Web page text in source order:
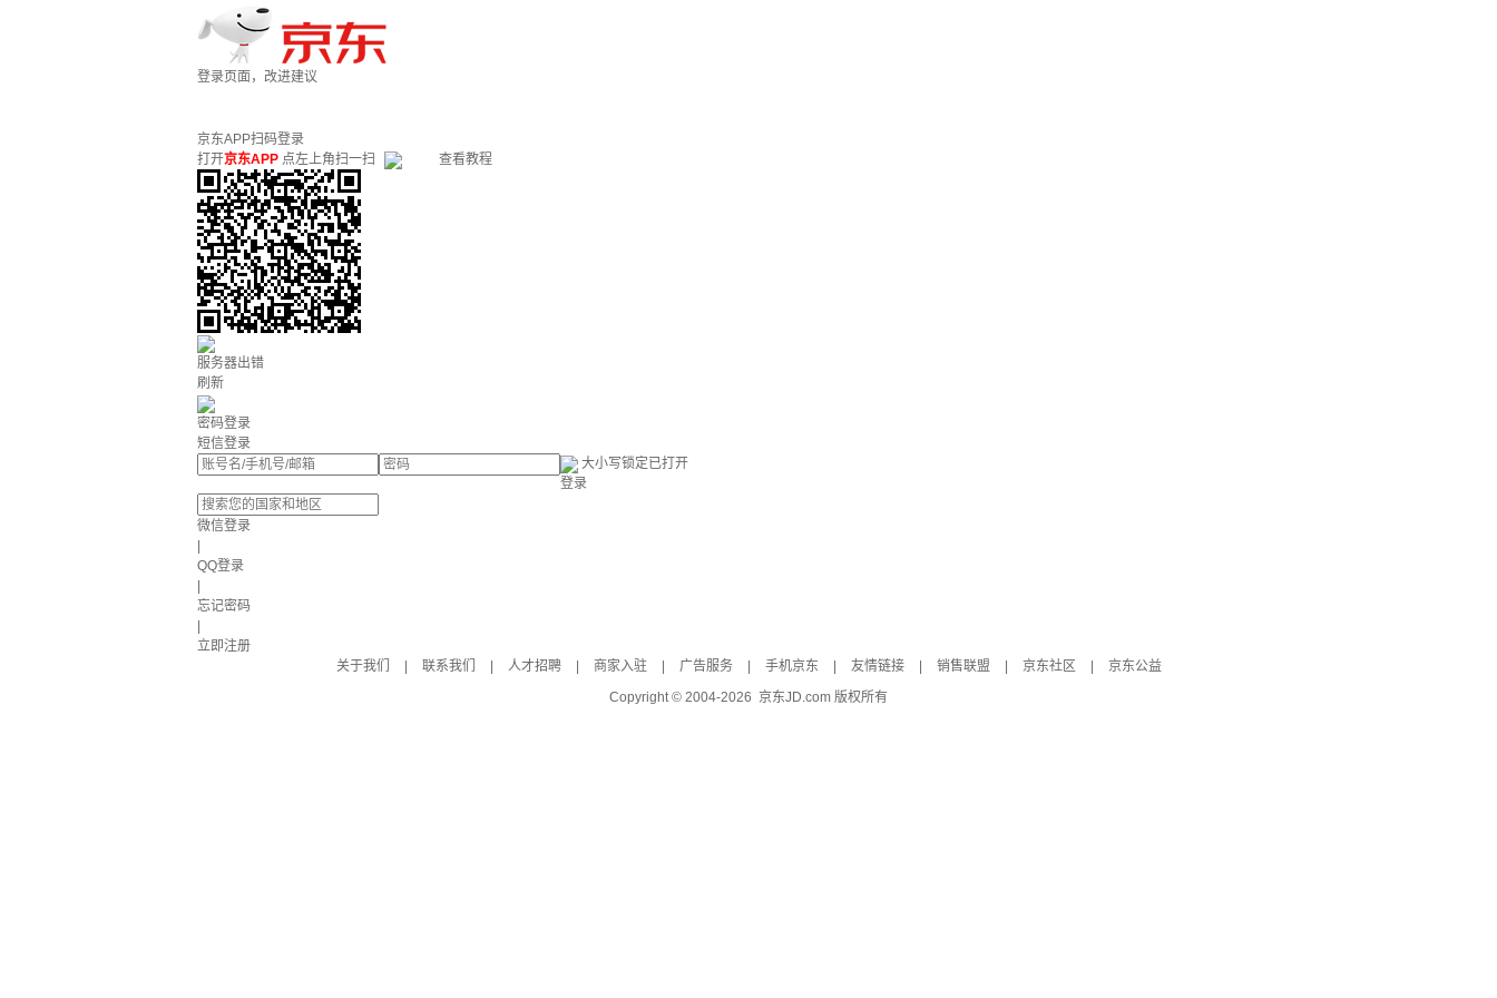
登录页面，改进建议
京东APP扫码登录
打开京东APP 点左上角扫一扫 查看教程
服务器出错
刷新
密码登录
短信登录
大小写锁定已打开
登录
微信登录
QQ登录
忘记密码
立即注册
关于我们
联系我们 人才招聘 商家入驻 广告服务 手机京东 友情链接 销售联盟 京东社区
京东公益
Copyright © 2004-2026 京东JD.com 版权所有